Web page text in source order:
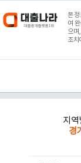
본
여
으며
조치
지역
경기